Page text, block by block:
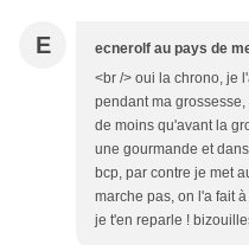
E ecnerolf au pays de
<br /> oui la chrono, je
pendant ma
de moins qu'avant la
une gourmande et
bcp, par contre je met
marche pas, on l'a fait
je t'en reparle !